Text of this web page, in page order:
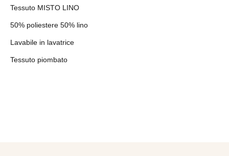
Tessuto MISTO LINO
50% poliestere 50% lino
Lavabile in lavatrice
Tessuto piombato